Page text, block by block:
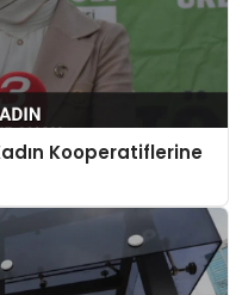
Kooperatiflerine